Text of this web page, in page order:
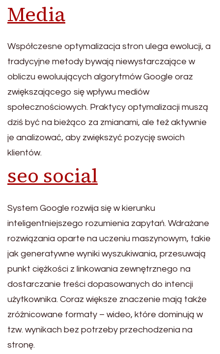
Media
Współczesne optymalizacja stron ulega ewolucji, a
tradycyjne metody bywają niewystarczające w
obliczu ewoluujących algorytmów Google oraz
zwiększającego się wpływu mediów
społecznościowych. Praktycy optymalizacji muszą
dziś być na bieżąco za zmianami, ale też aktywnie
je analizować, aby zwiększyć pozycję swoich
klientów.
seo social
System Google rozwija się w kierunku
inteligentniejszego rozumienia zapytań. Wdrażane
rozwiązania oparte na uczeniu maszynowym, takie
jak generatywne wyniki wyszukiwania, przesuwają
punkt ciężkości z linkowania zewnętrznego na
dostarczanie treści dopasowanych do intencji
użytkownika. Coraz większe znaczenie mają także
zróżnicowane formaty – wideo, które dominują w
tzw. wynikach bez potrzeby przechodzenia na
stronę.